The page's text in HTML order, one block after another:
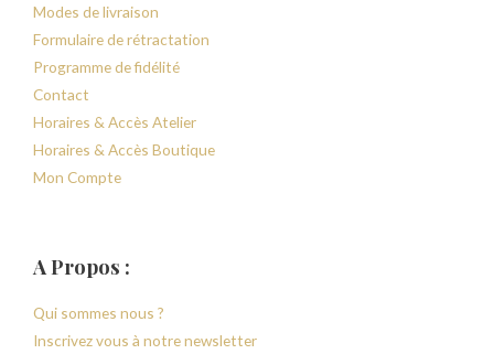
Modes de livraison
Formulaire de rétractation
Programme de fidélité
Contact
Horaires & Accès Atelier
Horaires & Accès Boutique
Mon Compte
A Propos :
Qui sommes nous ?
Inscrivez vous à notre newsletter